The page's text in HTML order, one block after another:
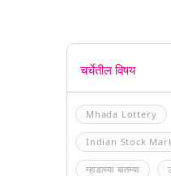
चर्चेतील विषय
Mhada Lottery
Indian Stock
म्हाडाच्या बातम्या